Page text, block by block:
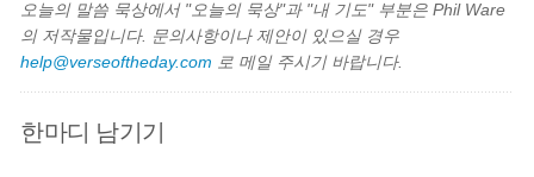
오늘의 말씀 묵상에서 "오늘의 묵상"과 "내 기도" 부분은 Phil Ware
의 저작물입니다. 문의사항이나 제안이 있으실 경우
help@verseoftheday.com 로 메일 주시기 바랍니다.
한마디 남기기